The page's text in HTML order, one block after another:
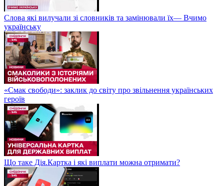
Слова які вилучали зі словників та замінювали їх— Вчимо
українську
«Смак свободи»: заклик до світу про звільнення українських
героїв
Що таке Дія.Картка і які виплати можна отримати?